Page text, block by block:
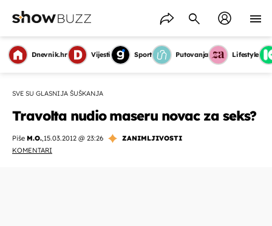
Dnevnik.hr Vijesti Sport Putovanja Lifestyle
SVE SU GLASNIJA ŠUŠKANJA
Travolta nudio maseru novac za seks?
Piše M.O.,15.03.2012 @ 23:26
ZANIMLJIVOSTI
KOMENTARI